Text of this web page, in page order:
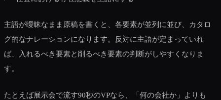
主語が曖昧なまま原稿を書くと、各要素が並列に並び、カタロ
グ的なナレーションになります。反対に主語が定まっていれ
ば、入れるべき要素と削るべき要素の判断がしやすくなりま
す。
たとえば展示会で流す90秒のVPなら、「何の会社か」よりも